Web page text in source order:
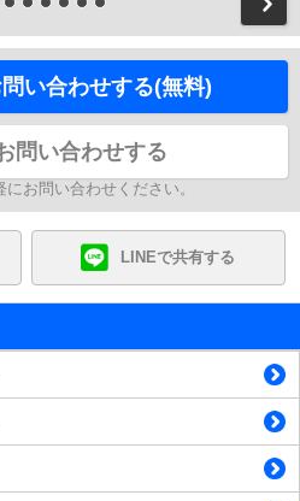
い合わせする(無料)
問い合わせする
お問い合わせください。
LINEで共有する